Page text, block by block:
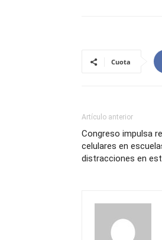
Cuota
Artículo anterior
Congreso impulsa
celulares en
distracciones en